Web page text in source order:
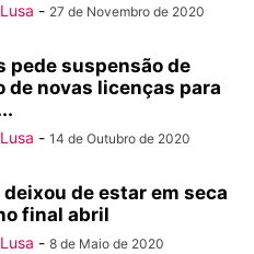
Lusa - 27 de Novembro de 2020
pede suspensão de
de novas licenças para
Lusa - 14 de Outubro de 2020
de estar em seca
final abril
Lusa - 8 de Maio de 2020